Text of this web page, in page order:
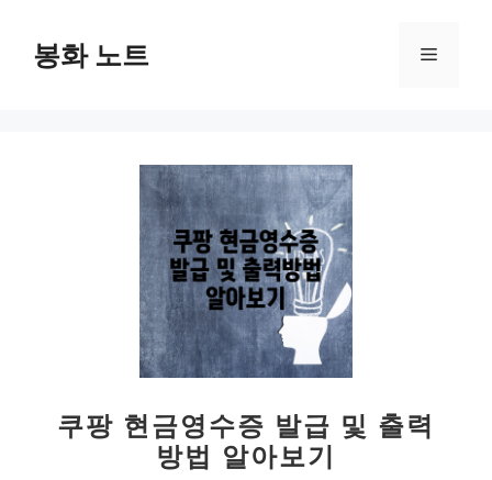
봉화 노트 메
쿠팡 현금영수증 발급 및 출력
방법 알아보기